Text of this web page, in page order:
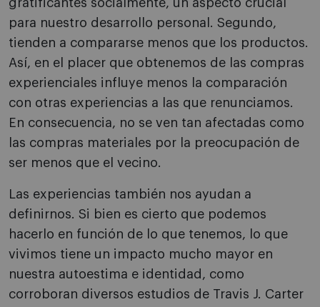
gratificantes socialmente, un aspecto crucial
para nuestro desarrollo personal. Segundo,
tienden a compararse menos que los productos.
Así, en el placer que obtenemos de las compras
experienciales influye menos la comparación
con otras experiencias a las que renunciamos.
En consecuencia, no se ven tan afectadas como
las compras materiales por la preocupación de
ser menos que el vecino.
Las experiencias también nos ayudan a
definirnos. Si bien es cierto que podemos
hacerlo en función de lo que tenemos, lo que
vivimos tiene un impacto mucho mayor en
nuestra autoestima e identidad, como
corroboran diversos estudios de Travis J. Carter